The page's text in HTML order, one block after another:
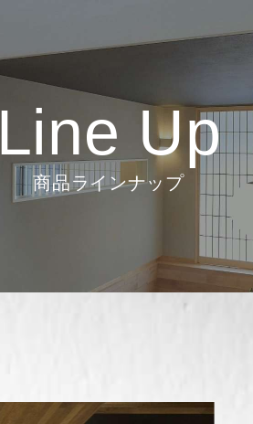
Line Up
商品ラインナップ